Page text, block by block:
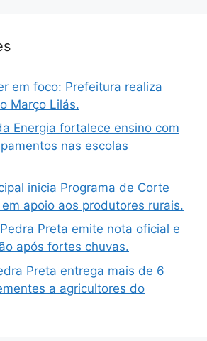
em foco: Prefeitura realiza
Março Lilás.
Energia fortalece ensino com
nas escolas
inicia Programa de Corte
apoio aos produtores rurais.
Preta emite nota oficial e
após fortes chuvas.
Preta entrega mais de 6
a agricultores do